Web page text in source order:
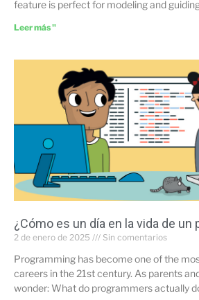
feature is perfect for modeling and
Leer más "
¿Cómo es un día en la vida de un
2 de enero de 2025 Sin comentarios
Programming has become one of the
careers in the 21st century. As parents
wonder: What do programmers actually